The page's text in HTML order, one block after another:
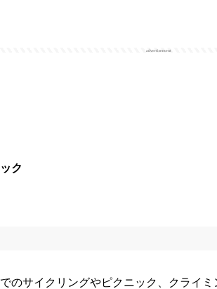
advertisement
ク
のサイクリングやピクニック、クライ